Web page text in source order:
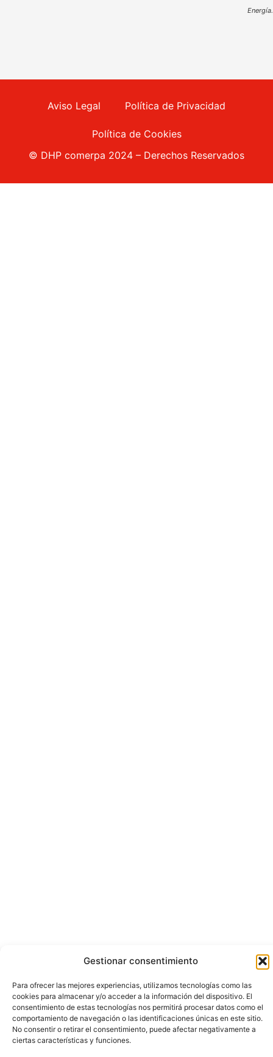
Gestionar consentimiento
Para ofrecer las mejores experiencias, utilizamos tecnologías como las
cookies para almacenar y/o acceder a la información del dispositivo. El
consentimiento de estas tecnologías nos permitirá procesar datos como el
comportamiento de navegación o las identificaciones únicas en este sitio.
No consentir o retirar el consentimiento, puede afectar negativamente a
ciertas características y funciones.
Energía.
Aviso Legal Política de Privacidad
Política de Cookies
© DHP comerpa 2024 – Derechos Reservados